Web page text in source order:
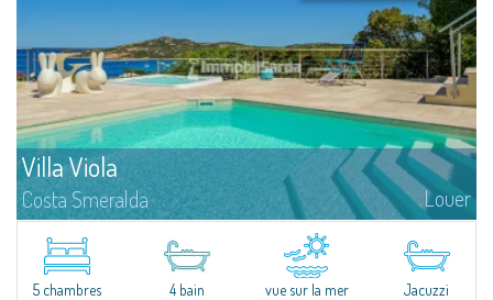
Villa Viola
Costa Smeralda Louer
​Superbe propriété avec vue sur la baie du Pevero et sur le large, en pleine
nature, à deux pas de Porto Cervo et d’Abbiadori.La villa, sur deux niveaux,
se compose de 4 chambres chacune avec dressing et...
5 chambres 4 bain vue sur la mer Jacuzzi